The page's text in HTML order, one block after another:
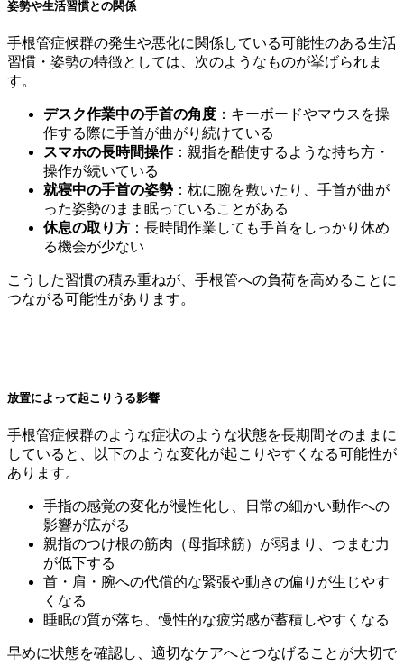
姿勢や生活習慣との関係
手根管症候群の発生や悪化に関係している可能性のある生活
習慣・姿勢の特徴としては、次のようなものが挙げられま
す。
デスク作業中の手首の角度 ：キーボードやマウスを操
作する際に手首が曲がり続けている
スマホの長時間操作：親指を酷使するような持ち方・
操作が続いている
就寝中の手首の姿勢 ：枕に腕を敷いたり、手首が曲が
った姿勢のまま眠っていることがある
休息の取り方 ：長時間作業しても手首をしっかり休め
る機会が少ない
こうした習慣の積み重ねが、手根管への負荷を高めることに
つながる可能性があります。
放置によって起こりうる影響
手根管症候群のような症状のような状態を長期間そのままに
していると、以下のような変化が起こりやすくなる可能性が
あります。
手指の感覚の変化が慢性化し、日常の細かい動作への
影響が広がる
親指のつけ根の筋肉（母指球筋）が弱まり、つまむ力
が低下する
首・肩・腕への代償的な緊張や動きの偏りが生じやす
くなる
睡眠の質が落ち、慢性的な疲労感が蓄積しやすくなる
早めに状態を確認し、適切なケアへとつなげることが大切で